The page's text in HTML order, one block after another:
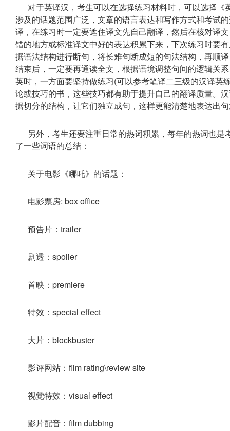
对于英译汉，考生可以在选择练习材料时，可以选择
涉及的话题范围广泛，文章的语言表达和写作方式和考试
译，在练习时一定要遮住译文先自己翻译，然后在核对译
错的地方或标准译文中好的表达积累下来，下次练习时要
据语法结构进行断句，将长难句断成短的句法结构，再顺
结束后，一定要再通读全文，根据语境调整句间的逻辑关
英时，一方面要坚持做练习(可以参考笔译二三级的汉译英
论或技巧的书，这些技巧都有助于提升自己的翻译质量。
据切分的结构，让它们独立成句，这样更能清楚地表达出
另外，考生还要注重日常的热词积累，每年的热词也
了一些词语的总结：
关于电影《哪吒》的话题：
电影票房: box office
预告片：trailer
剧透：spolier
首映：premiere
特效：special effect
大片：blockbuster
影评网站：film rating\review site
视觉特效：visual effect
影片配音：film dubbing